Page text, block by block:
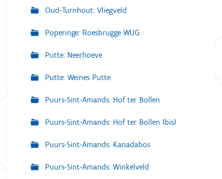
Oud-Turnhout: Vliegveld
Poperinge: Roesbrugge WUG
Putte: Neerhoeve
Putte: Weines Putte
Puurs-Sint-Amands: Hof ter Bollen
Puurs-Sint-Amands: Hof ter Bollen (bis)
Puurs-Sint-Amands: Kanadabos
Puurs-Sint-Amands: Winkelveld